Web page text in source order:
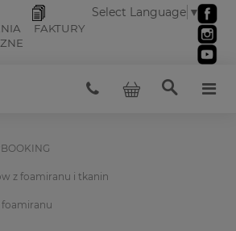
FAKTURY
Select Language ▼
z foamiranu i tkanin
foamiranu